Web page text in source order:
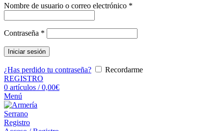
Nombre de usuario o correo electrónico *
Contraseña *
Iniciar sesión
¿Has perdido tu contraseña?
Recordarme
REGISTRO
0 artículos / 0,00€
Menú
Registro